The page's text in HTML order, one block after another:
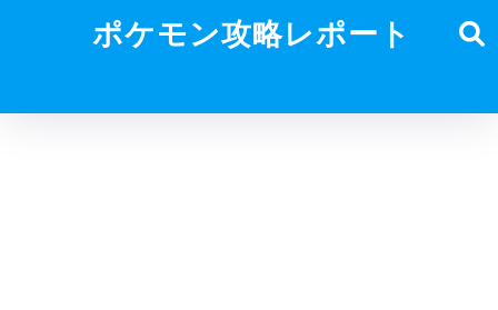
ポケモン攻略レポート